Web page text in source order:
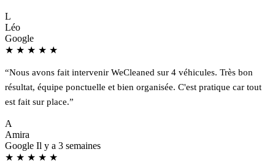
L
Léo
Google
★ ★ ★ ★ ★
“Nous avons fait intervenir WeCleaned sur 4 véhicules. Très bon
résultat, équipe ponctuelle et bien organisée. C'est pratique car tout
est fait sur place.”
A
Amira
Google Il y a 3 semaines
★ ★ ★ ★ ★